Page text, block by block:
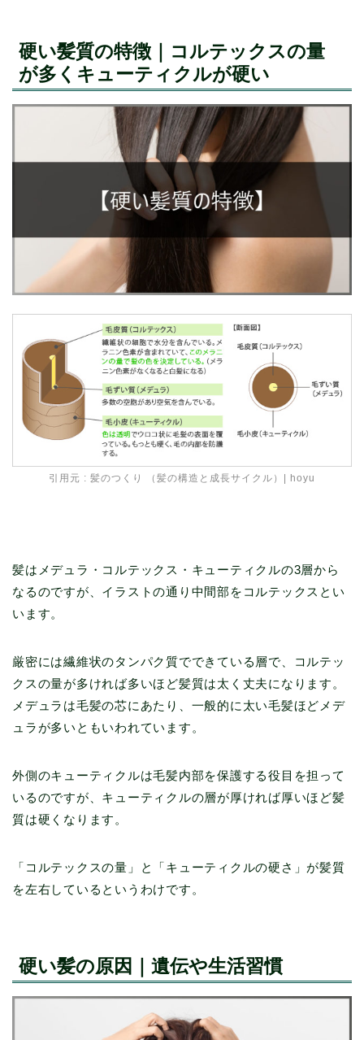
硬い髪質の特徴｜コルテックスの量
が多くキューティクルが硬い
引用元 : 髪のつくり （髪の構造と成長サイクル）| hoyu
髪はメデュラ・コルテックス・キューティクルの3層から
なるのですが、イラストの通り中間部をコルテックスとい
います。
厳密には繊維状のタンパク質でできている層で、コルテッ
クスの量が多ければ多いほど髪質は太く丈夫になります。
メデュラは毛髪の芯にあたり、一般的に太い毛髪ほどメデ
ュラが多いともいわれています。
外側のキューティクルは毛髪内部を保護する役目を担って
いるのですが、キューティクルの層が厚ければ厚いほど髪
質は硬くなります。
「コルテックスの量」と「キューティクルの硬さ」が髪質
を左右しているというわけです。
硬い髪の原因｜遺伝や生活習慣